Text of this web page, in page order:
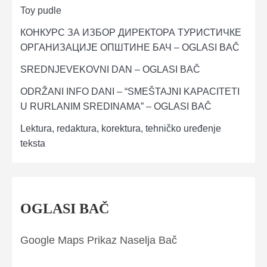
Toy pudle
КОНКУРС ЗА ИЗБОР ДИРЕКТОРА ТУРИСТИЧКЕ
ОРГАНИЗАЦИЈЕ ОПШТИНЕ БАЧ – OGLASI BAČ
SREDNJEVEKOVNI DAN – OGLASI BAČ
ODRŽANI INFO DANI – “SMEŠTAJNI KAPACITETI
U RURLANIM SREDINAMA” – OGLASI BAČ
Lektura, redaktura, korektura, tehničko uređenje
teksta
OGLASI BAČ
Google Maps Prikaz Naselja Bač